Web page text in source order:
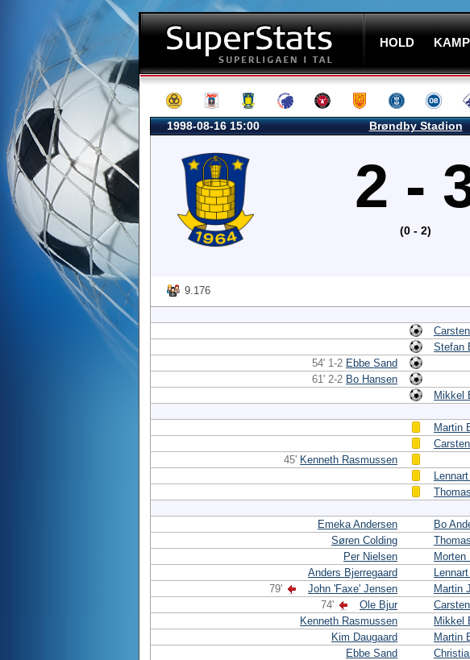
HOLD
1998-08-16 15:00 Brøndby Stadion
2 -
(0 - 2)
9.176
Stefan
54' 1-2 Ebbe Sand
61' 2-2 Bo Hansen
Mikkel
Martin
45' Kenneth Rasmussen
Emeka Andersen
Bo
Søren Colding
Per Nielsen
Morten
Anders Bjerregaard
79'
John 'Faxe' Jensen
Martin
74'
Ole Bjur
Kenneth Rasmussen
Mikkel
Kim Daugaard
Martin
Ebbe Sand